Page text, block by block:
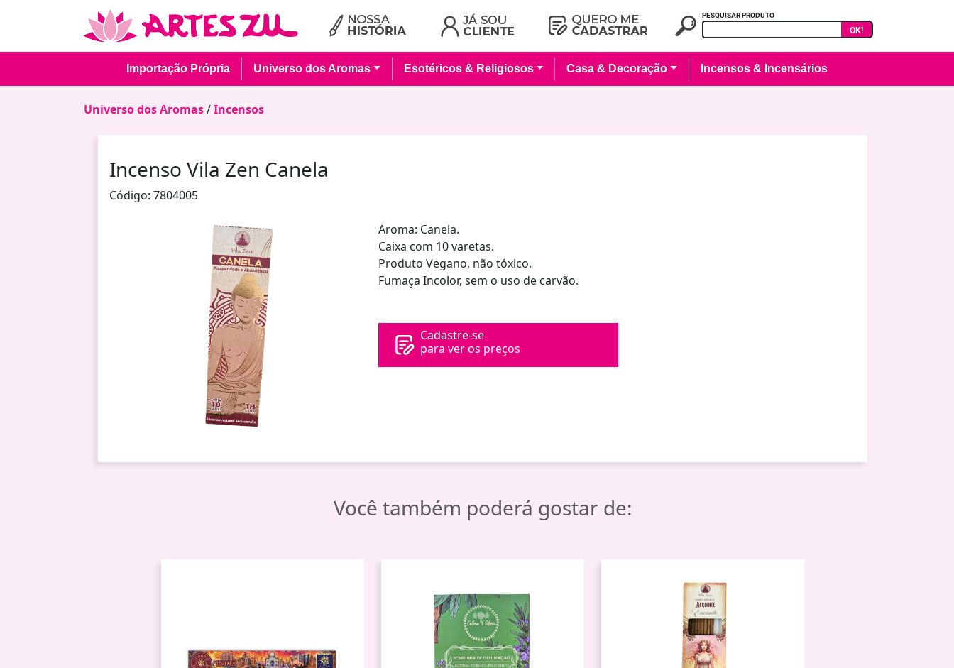
PESQUISAR PRODUTO
OK!
Importação Própria Universo dos Aromas Esotéricos & Religiosos Casa & Decoração Incensos & Incensários
Universo dos Aromas/Incensos
Incenso Vila Zen Canela
Código: 7804005
Aroma: Canela.
Caixa com 10 varetas.
Produto Vegano, não tóxico.
Fumaça Incolor, sem o uso de carvão.
Cadastre-se
para ver os preços
Você também poderá gostar de: